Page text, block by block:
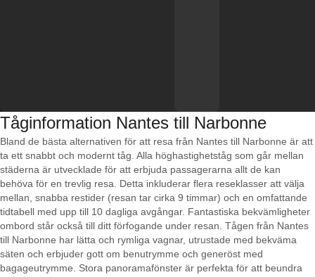
Tåginformation Nantes till Narbonne
Bland de bästa alternativen för att resa från Nantes till Narbonne är att
ta ett snabbt och modernt tåg. Alla höghastighetståg som går mellan
städerna är utvecklade för att erbjuda passagerarna allt de kan
behöva för en trevlig resa. Detta inkluderar flera reseklasser att välja
mellan, snabba restider (resan tar cirka 9 timmar) och en omfattande
tidtabell med upp till 10 dagliga avgångar. Fantastiska bekvämligheter
ombord står också till ditt förfogande under resan. Tågen från Nantes
till Narbonne har lätta och rymliga vagnar, utrustade med bekväma
säten och erbjuder gott om benutrymme och generöst med
bagageutrymme. Stora panoramafönster är perfekta för att beundra